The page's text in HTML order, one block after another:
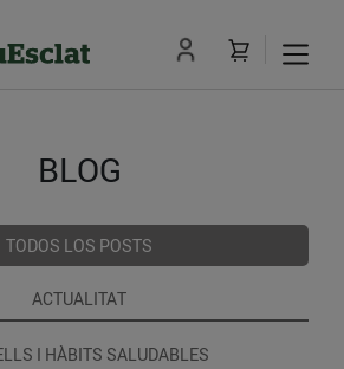
BLOG
TODOS LOS POSTS
ACTUALITAT
I HÀBITS SALUDABLES